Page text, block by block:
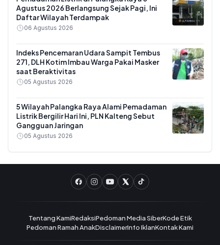
Agustus 2026 Berlangsung Sejak Pagi, Ini
Daftar Wilayah Terdampak
06 Agustus 2026
Indeks Pencemaran Udara Sampit Tembus
271, DLH Kotim Imbau Warga Pakai Masker
saat Beraktivitas
05 Agustus 2026
5 Wilayah Palangka Raya Alami Pemadaman
Listrik Bergilir Hari Ini, PLN Kalteng Sebut
Gangguan Jaringan
05 Agustus 2026
Tentang KamiRedaksiPedoman Media SiberKode Etik
Pedoman Ramah AnakDisclaimerInfo IklanKontak Kami